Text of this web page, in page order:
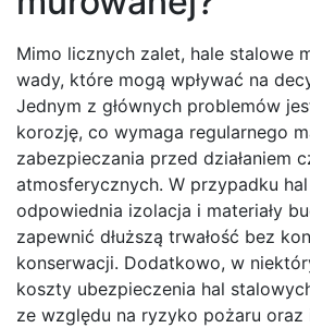
Mimo licznych zalet, hale stalowe
wady, które mogą wpływać na
Jednym z głównych problemów
korozję, co wymaga regularnego
zabezpieczania przed działaniem
atmosferycznych. W przypadku
odpowiednia izolacja i materiały
zapewnić dłuższą trwałość bez
konserwacji. Dodatkowo, w
koszty ubezpieczenia hal
ze względu na ryzyko pożaru oraz